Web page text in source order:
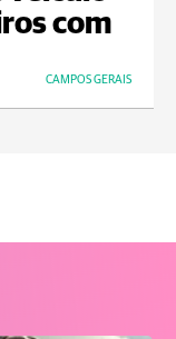
com
CAMPOS GERAIS